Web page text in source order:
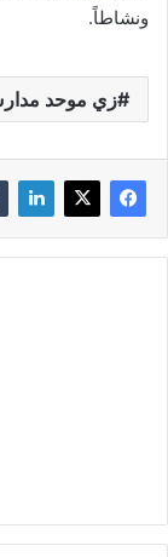
ونشاطاً.
زي موحد